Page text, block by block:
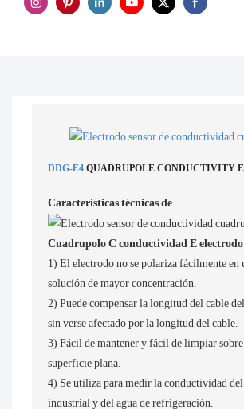
DDG-E4QUADRUPOLE CONDUCTIVITY
Características técnicas de
CuadrupoloC conductividadEelectrodo
1) El electrodo no se polariza fácilmente en
solución de mayor concentración.
2) Puede compensar la longitud del cable
sin verse afectado por la longitud del cable.
3) Fácil de mantener y fácil de limpiar
superficie plana.
4) Se utiliza para medir la conductividad del
industrial y del agua de refrigeración.